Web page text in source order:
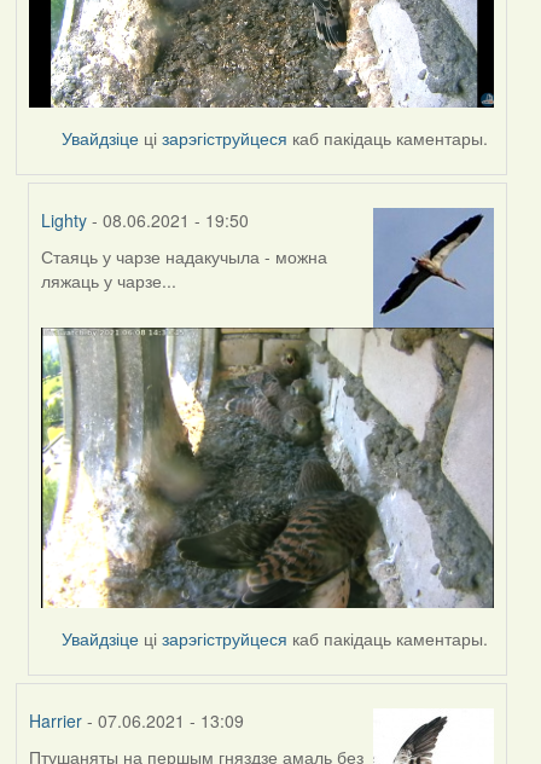
Увайдзіце цізарэгіструйцеся каб пакідаць каментары.
Lighty - 08.06.2021 - 19:50
In
reply
by
Estydaven
Стаяць у чарзе надакучыла - можна
ляжаць у чарзе...
Увайдзіце цізарэгіструйцеся каб пакідаць каментары.
Harrier- 07.06.2021 - 13:09
Птушаняты на першым гняздзе амаль без